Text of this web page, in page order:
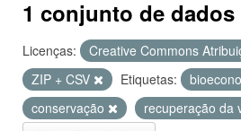
1 conjunto de
Licenças: Creative Commons
ZIP + CSV
Etiquetas:
conservação
recuperação da